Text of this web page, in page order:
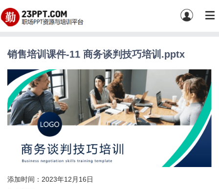
销售培训课件-11 商务谈判技巧培训.pptx
添加时间：2023年12月16日